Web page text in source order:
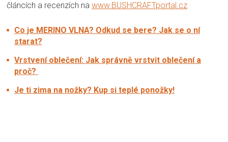
článcích a recenzích na www.BUSHCRAFTportal.cz
Co je MERINO VLNA? Odkud se bere? Jak se o ní
starat?
Vrstvení oblečení: Jak správně vrstvit oblečení a
proč?
Je ti zima na nožky? Kup si teplé ponožky!